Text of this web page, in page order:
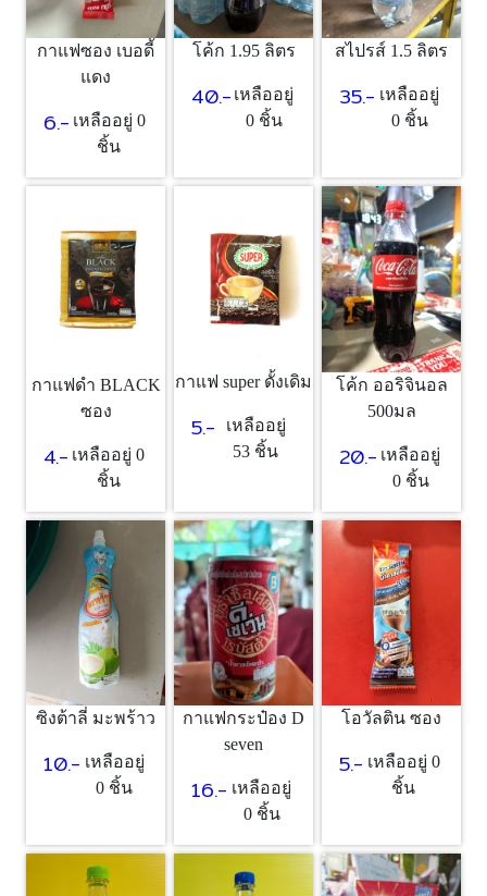
กาแฟซอง เบอดี้
แดง
6.- เหลืออยู่ 0
ชิ้น
โค้ก 1.95 ลิตร
40.- เหลืออยู่
0 ชิ้น
สไปรส์ 1.5 ลิตร
35.- เหลืออยู่
0 ชิ้น
กาแฟดำ BLACK
ซอง
4.- เหลืออยู่ 0
ชิ้น
กาแฟ super ดั้งเดิม
5.-
เหลืออยู่
53 ชิ้น
โค้ก ออริจินอล
500มล
20.- เหลืออยู่
0 ชิ้น
ซิงต้าลี่ มะพร้าว
10.- เหลืออยู่
0 ชิ้น
กาแฟกระป๋อง D
seven
16.- เหลืออยู่
0 ชิ้น
โอวัลติน ซอง
5.- เหลืออยู่ 0
ชิ้น